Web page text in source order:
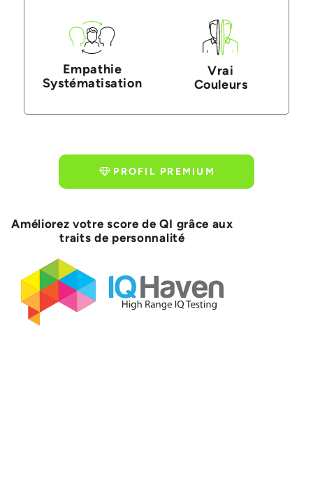
Empathie
Systématisation
Vrai
Couleurs
PROFIL PREMIUM
Améliorez votre score de QI grâce aux
traits de personnalité